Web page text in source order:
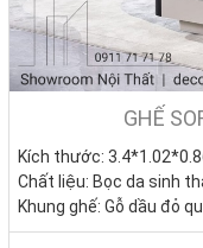
GHẾ
Kích thước:
Chất liệu: Bọc da sinh
Khung ghế: Gỗ dầu đỏ
Nệm ngồi: Mút D40 cao